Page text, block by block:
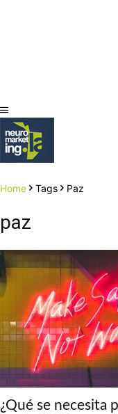
Home Tags Paz
paz
¿Qué se necesita